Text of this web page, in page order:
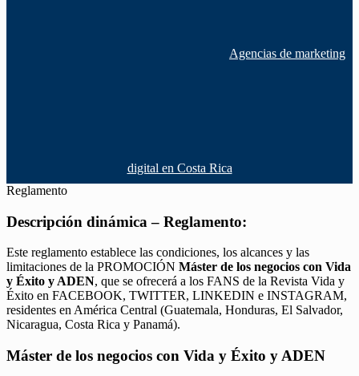
Agencias de marketing
digital en Costa Rica
Reglamento
Descripción dinámica – Reglamento:
Este reglamento establece las condiciones, los alcances y las
limitaciones de la PROMOCIÓN Máster de los negocios con Vida
y Éxito y ADEN, que se ofrecerá a los FANS de la Revista Vida y
Éxito en FACEBOOK, TWITTER, LINKEDIN e INSTAGRAM,
residentes en América Central (Guatemala, Honduras, El Salvador,
Nicaragua, Costa Rica y Panamá).
Máster de los negocios con Vida y Éxito y ADEN